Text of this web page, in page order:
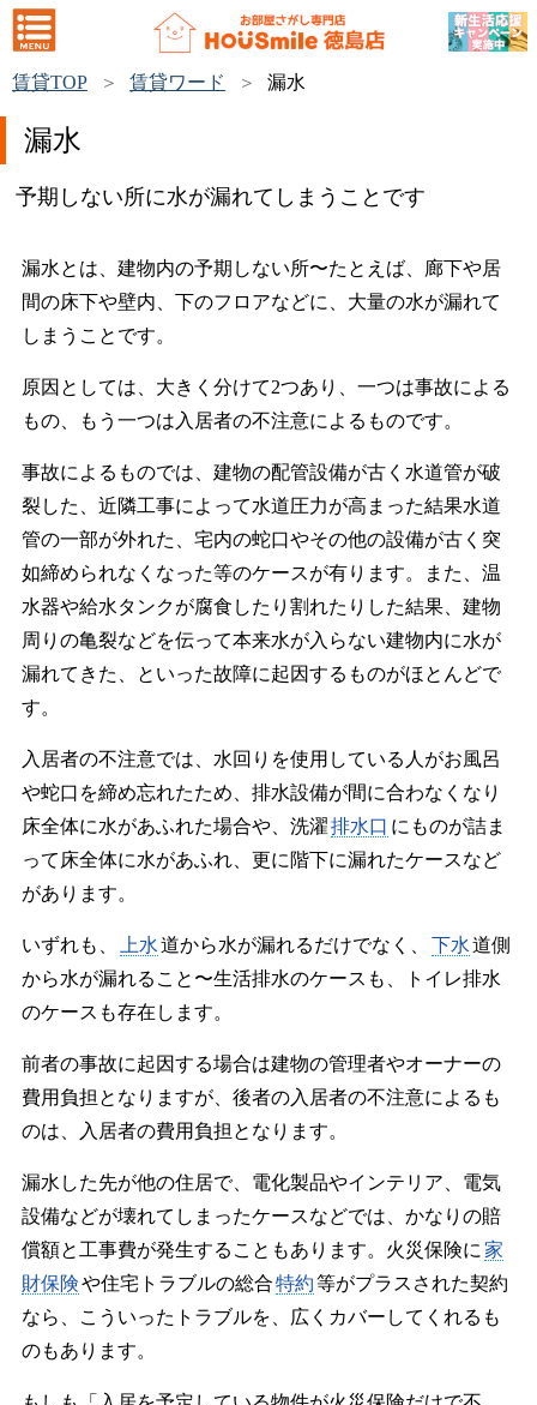
賃貸TOP 賃貸ワード 漏水
漏水
予期しない所に水が漏れてしまうことです
漏水とは、建物内の予期しない所〜たとえば、廊下や居
間の床下や壁内、下のフロアなどに、大量の水が漏れて
しまうことです。
原因としては、大きく分けて2つあり、一つは事故による
もの、もう一つは入居者の不注意によるものです。
事故によるものでは、建物の配管設備が古く水道管が破
裂した、近隣工事によって水道圧力が高まった結果水道
管の一部が外れた、宅内の蛇口やその他の設備が古く突
如締められなくなった等のケースが有ります。また、温
水器や給水タンクが腐食したり割れたりした結果、建物
周りの亀裂などを伝って本来水が入らない建物内に水が
漏れてきた、といった故障に起因するものがほとんどで
す。
入居者の不注意では、水回りを使用している人がお風呂
や蛇口を締め忘れたため、排水設備が間に合わなくなり
床全体に水があふれた場合や、洗濯排水口 にものが詰ま
って床全体に水があふれ、更に階下に漏れたケースなど
があります。
いずれも、 上水道から水が漏れるだけでなく、 下水道側
から水が漏れること〜生活排水のケースも、トイレ排水
のケースも存在します。
前者の事故に起因する場合は建物の管理者やオーナーの
費用負担となりますが、後者の入居者の不注意によるも
のは、入居者の費用負担となります。
漏水した先が他の住居で、電化製品やインテリア、電気
設備などが壊れてしまったケースなどでは、かなりの賠
償額と工事費が発生することもあります。火災保険に 家
財保険や住宅トラブルの総合特約等がプラスされた契約
なら、こういったトラブルを、広くカバーしてくれるも
のもあります。